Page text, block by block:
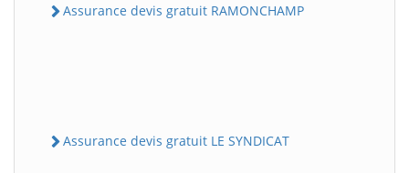
Assurance devis gratuit RAMONCHAMP
Assurance devis gratuit LE SYNDICAT